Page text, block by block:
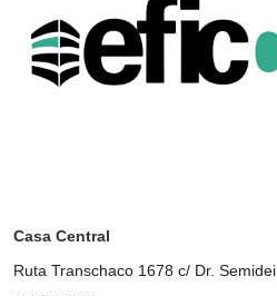
Casa Central
Ruta Transchaco 1678 c/ Dr. Semidei